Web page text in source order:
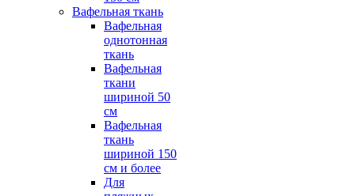
Вафельная ткань
Вафельная
однотонная
ткань
Вафельная
ткани
шириной 50
см
Вафельная
ткань
шириной 150
см и более
Для